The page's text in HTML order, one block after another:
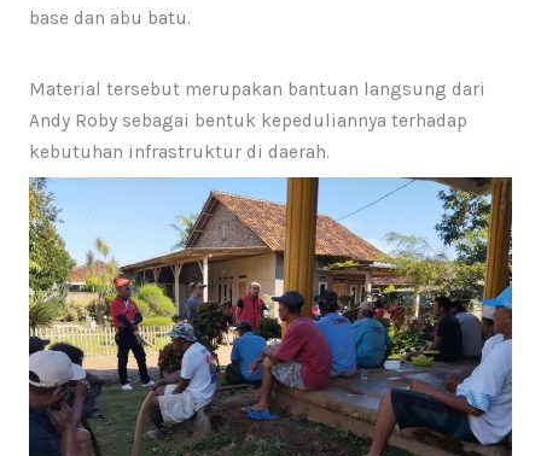
base dan abu batu.
Material tersebut merupakan bantuan langsung dari
Andy Roby sebagai bentuk kepeduliannya terhadap
kebutuhan infrastruktur di daerah.